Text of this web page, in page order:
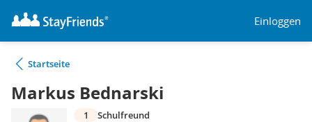
Einloggen
Startseite
Markus Bednarski
1 Schulfreund